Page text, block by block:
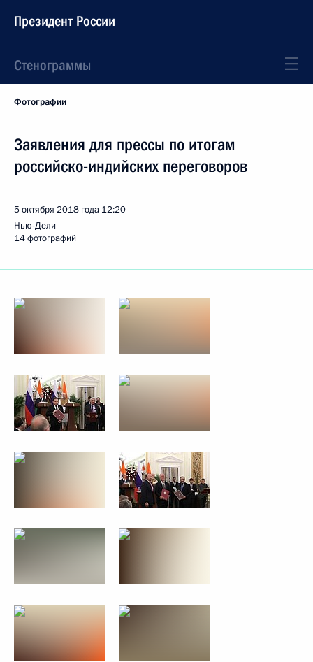
Президент России
Стенограммы
Фотографии
Заявления для прессы по итогам
российско-индийских переговоров
5 октября 2018 года 12:20
Нью-Дели
14 фотографий